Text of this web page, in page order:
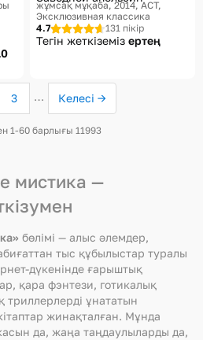
жұмсақ мұқаба, 2014 АСТ,
Эксклюзивная классика
4.7
131 пікір
Тегін жеткіземіз ертең
3 … Келесі →
1-60 барлығы 11993
мистика —
бөлімі — алыс әлемдер,
тыс құбылыстар туралы
дүкенінде ғарыштық
қара фэнтези, готикалық
ұнататын
жинақталған. Мұнда
да, жаңа таңдаулыларды да,